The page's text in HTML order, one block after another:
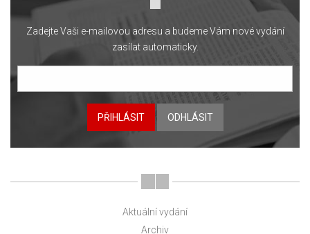
Zadejte Vaši e-mailovou adresu a budeme Vám nové vydání
zasílat automaticky.
PŘIHLÁSIT ODHLÁSIT
Aktuální vydání
Archiv